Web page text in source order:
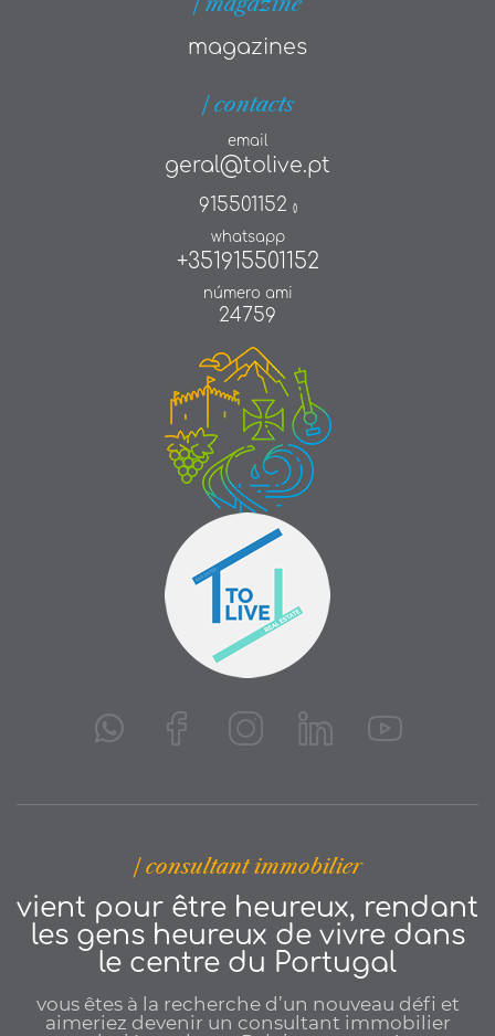
magazines
| contacts
email
geral@tolive.pt
915501152 ()
whatsapp
+351915501152
número ami
24759
| consultant immobilier
vient pour être heureux, rendant
les gens heureux de vivre dans
le centre du Portugal
vous êtes à la recherche d’un nouveau défi et
aimeriez devenir un consultant immobilier